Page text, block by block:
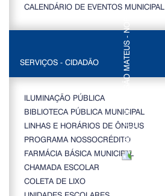
CALENDÁRIO DE EVENTOS MUNICIPAL
SERVIÇOS - CIDADÃO
ILUMINAÇÃO PÚBLICA
BIBLIOTECA PÚBLICA MUNICIPAL
LINHAS E HORÁRIOS DE ÔNIBUS
PROGRAMA NOSSOCRÉDITO
FARMÁCIA BÁSICA MUNICIPAL
CHAMADA ESCOLAR
COLETA DE LIXO